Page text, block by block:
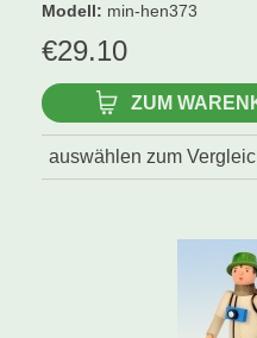
Modell: min-hen373
€29.10
ZUM
auswählen zum